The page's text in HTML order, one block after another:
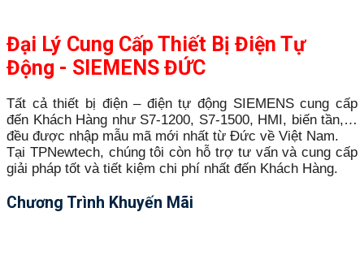
Đại Lý Cung Cấp Thiết Bị Điện Tự
Động - SIEMENS ĐỨC
Tất cả thiết bị điện – điện tự động SIEMENS cung cấp
đến Khách Hàng như S7-1200, S7-1500, HMI, biến tần,…
đều được nhập mẫu mã mới nhất từ Đức về Việt Nam.
Tại TPNewtech, chúng tôi còn hỗ trợ tư vấn và cung cấp
giải pháp tốt và tiết kiệm chi phí nhất đến Khách Hàng.
Chương Trình Khuyến Mãi